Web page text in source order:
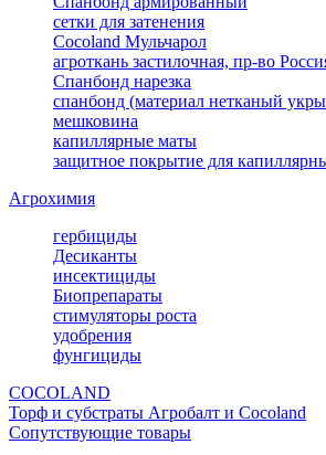
сетки для затенения
Cocoland Мульчарол
агроткань застилочная, пр-во
Спанбонд нарезка
спанбонд (материал нетканый
мешковина
капиллярные маты
защитное покрытие для
Агрохимия
гербициды
Десиканты
инсектициды
Биопрепараты
стимуляторы роста
удобрения
фунгициды
COCOLAND
Торф и субстраты Агробалт и Cocoland
Сопутствующие товары